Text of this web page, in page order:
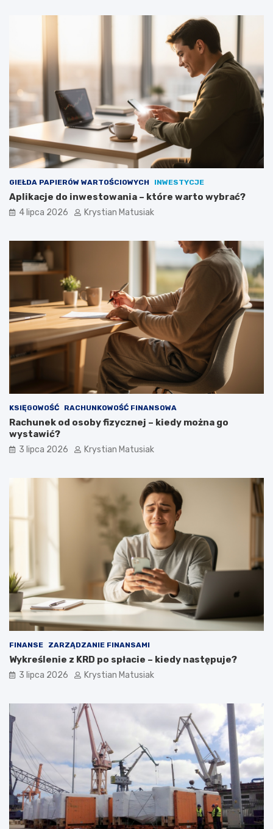
GIEŁDA PAPIERÓW WARTOŚCIOWYCH INWESTYCJE
Aplikacje do inwestowania – które warto wybrać?
4 lipca 2026 Krystian Matusiak
KSIĘGOWOŚĆ RACHUNKOWOŚĆ FINANSOWA
Rachunek od osoby fizycznej – kiedy można go
wystawić?
3 lipca 2026 Krystian Matusiak
FINANSE ZARZĄDZANIE FINANSAMI
Wykreślenie z KRD po spłacie – kiedy następuje?
3 lipca 2026 Krystian Matusiak